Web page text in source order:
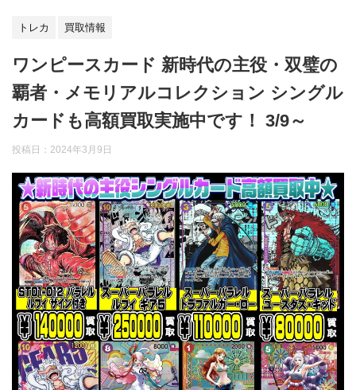
トレカ 買取情報
ワンピースカード 新時代の主役・双璧の
覇者・メモリアルコレクション シングル
カードも高額買取実施中です！ 3/9～
投稿日： 2024年3月9日